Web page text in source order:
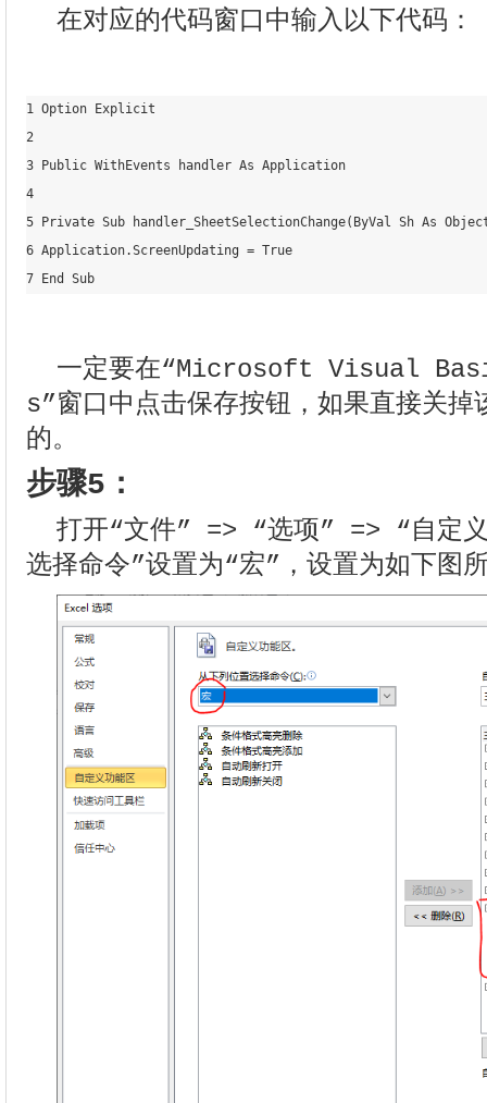
在对应的代码窗口中输入以下代码：
1 Option Explicit
2
3 Public WithEvents handler As Application
4
5 Private Sub handler_SheetSelectionChange(ByVal Sh As
6 Application.ScreenUpdating = True
7 End Sub
一定要在“Microsoft Visual
s”窗口中点击保存按钮，如果直接关掉
的。
步骤5：
打开“文件” => “选项” => “自定
选择命令”设置为“宏”，设置为如下图